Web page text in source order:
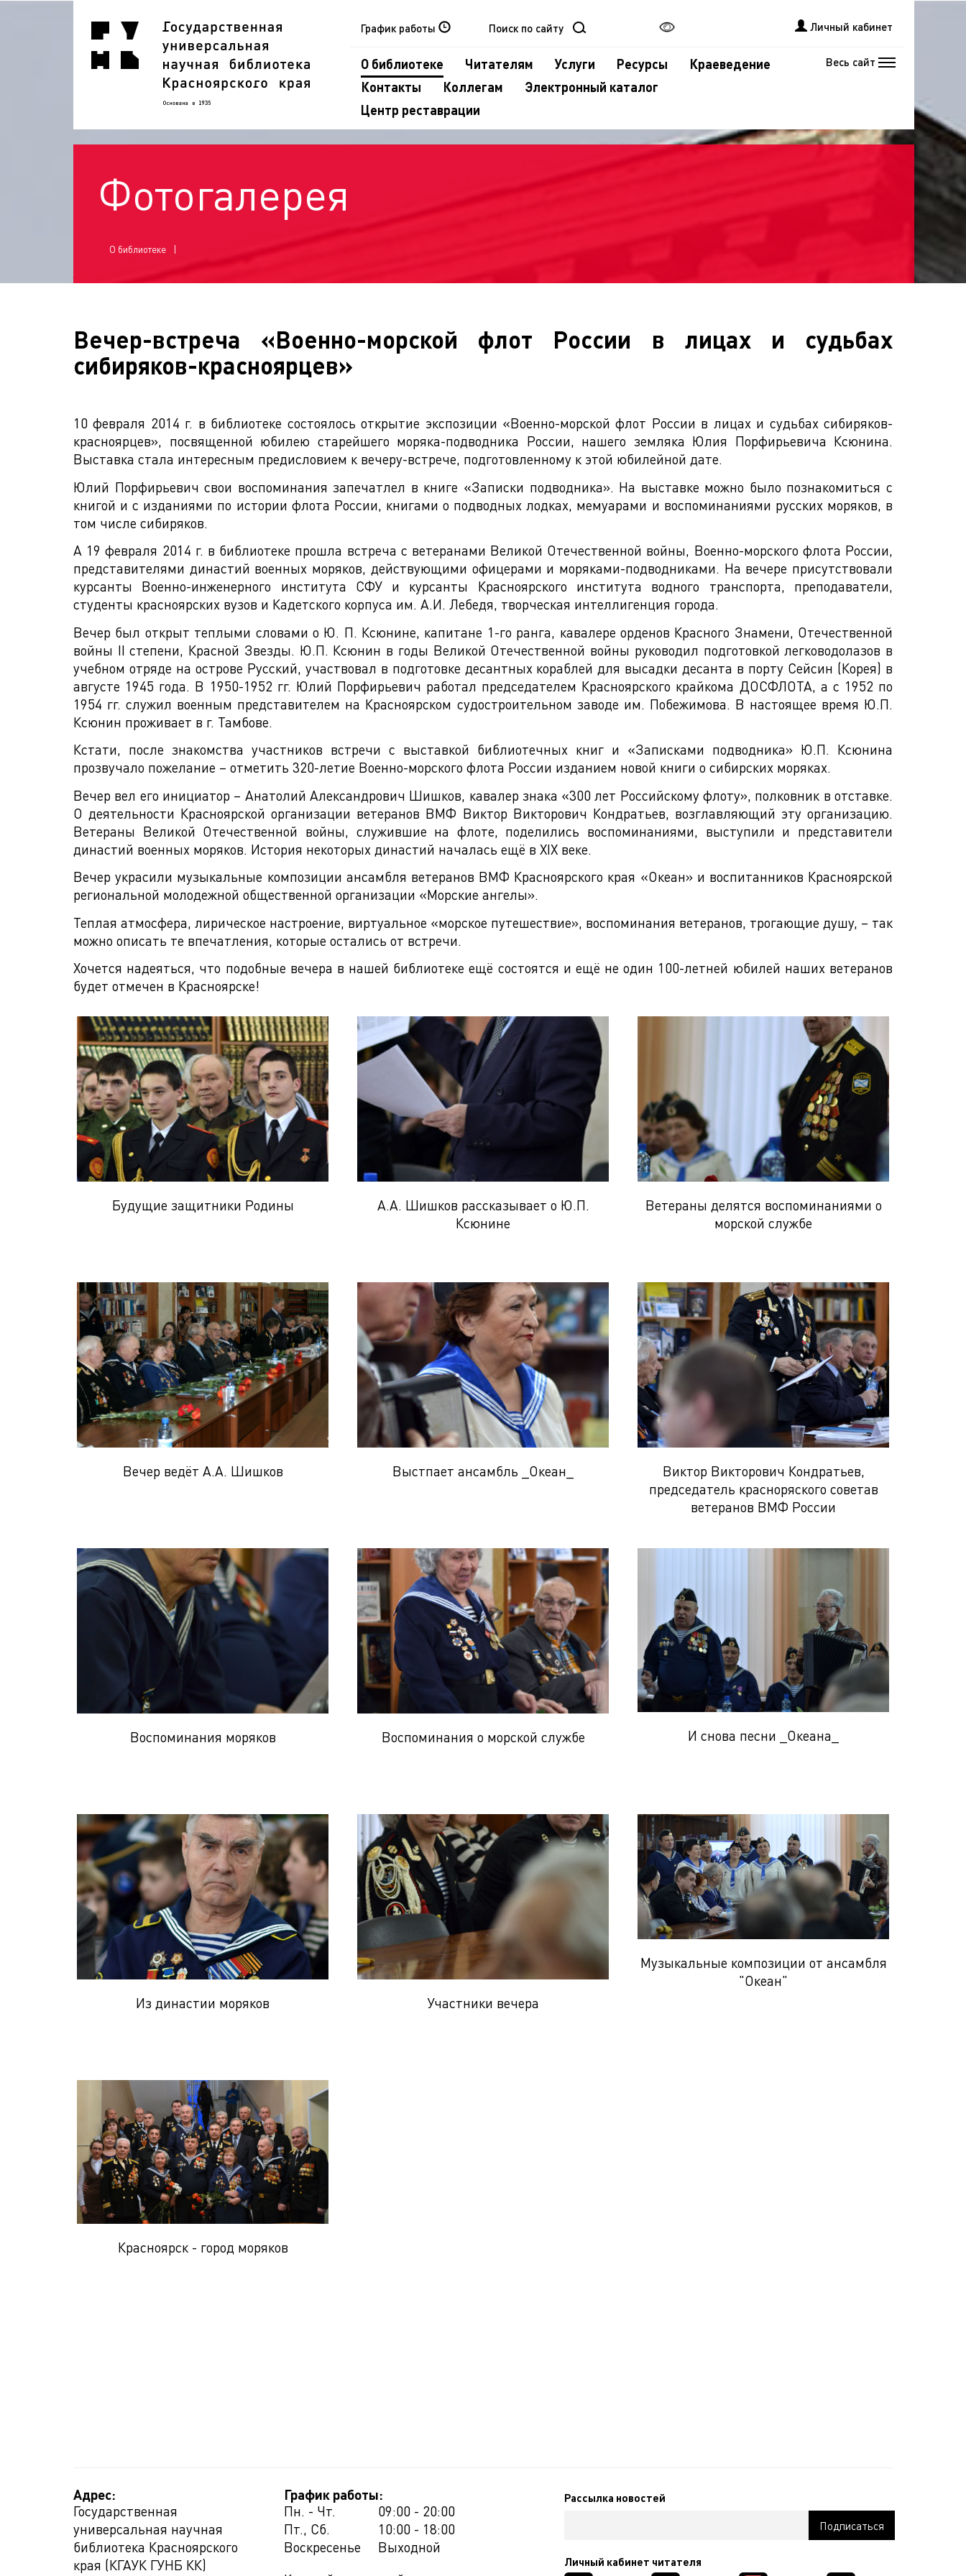
График работы Личный кабинет
О библиотеке Читателям Услуги Ресурсы
Краеведение
Контакты
Коллегам
Электронный каталог
Центр реставрации
Весь сайт
Фотогалерея
О библиотеке
Вечер-встреча «Военно-морской флот России в лицах и судьбах
сибиряков-красноярцев»
10 февраля 2014 г. в библиотеке состоялось открытие экспозиции «Военно-морской флот России в лицах и судьбах сибиряков-
красноярцев», посвященной юбилею старейшего моряка-подводника России, нашего земляка Юлия Порфирьевича Ксюнина.
Выставка стала интересным предисловием к вечеру-встрече, подготовленному к этой юбилейной дате.
Юлий Порфирьевич свои воспоминания запечатлел в книге «Записки подводника». На выставке можно было познакомиться с
книгой и с изданиями по истории флота России, книгами о подводных лодках, мемуарами и воспоминаниями русских моряков, в
том числе сибиряков.
А 19 февраля 2014 г. в библиотеке прошла встреча с ветеранами Великой Отечественной войны, Военно-морского флота России,
представителями династий военных моряков, действующими офицерами и моряками-подводниками. На вечере присутствовали
курсанты Военно-инженерного института СФУ и курсанты Красноярского института водного транспорта, преподаватели,
студенты красноярских вузов и Кадетского корпуса им. А.И. Лебедя, творческая интеллигенция города.
Вечер был открыт теплыми словами о Ю. П. Ксюнине, капитане 1-го ранга, кавалере орденов Красного Знамени, Отечественной
войны II степени, Красной Звезды. Ю.П. Ксюнин в годы Великой Отечественной войны руководил подготовкой легководолазов в
учебном отряде на острове Русский, участвовал в подготовке десантных кораблей для высадки десанта в порту Сейсин (Корея) в
августе 1945 года. В 1950-1952 гг. Юлий Порфирьевич работал председателем Красноярского крайкома ДОСФЛОТА, а с 1952 по
1954 гг. служил военным представителем на Красноярском судостроительном заводе им. Побежимова. В настоящее время Ю.П.
Ксюнин проживает в г. Тамбове.
Кстати, после знакомства участников встречи с выставкой библиотечных книг и «Записками подводника» Ю.П. Ксюнина
прозвучало пожелание – отметить 320-летие Военно-морского флота России изданием новой книги о сибирских моряках.
Вечер вел его инициатор – Анатолий Александрович Шишков, кавалер знака «300 лет Российскому флоту», полковник в отставке.
О деятельности Красноярской организации ветеранов ВМФ Виктор Викторович Кондратьев, возглавляющий эту организацию.
Ветераны Великой Отечественной войны, служившие на флоте, поделились воспоминаниями, выступили и представители
династий военных моряков. История некоторых династий началась ещё в XIX веке.
Вечер украсили музыкальные композиции ансамбля ветеранов ВМФ Красноярского края «Океан» и воспитанников Красноярской
региональной молодежной общественной организации «Морские ангелы».
Теплая атмосфера, лирическое настроение, виртуальное «морское путешествие», воспоминания ветеранов, трогающие душу, – так
можно описать те впечатления, которые остались от встречи.
Хочется надеяться, что подобные вечера в нашей библиотеке ещё состоятся и ещё не один 100-летней юбилей наших ветеранов
будет отмечен в Красноярске!
Будущие защитники Родины
А.А. Шишков рассказывает о Ю.П.
Ксюнине
Ветераны делятся воспоминаниями о
морской службе
Вечер ведёт А.А. Шишков Выстпает ансамбль _Океан_
Виктор Викторович Кондратьев,
председатель красноряского советав
ветеранов ВМФ России
Воспоминания моряков Воспоминания о морской службе И снова песни _Океана_
Из династии моряков Участники вечера
Музыкальные композиции от ансамбля
"Океан"
Красноярск - город моряков
Адрес:
Государственная
универсальная научная
библиотека Красноярского
края (КГАУК ГУНБ КК)
График работы:
Пн. - Чт.
09:00 - 20:00
Пт., Сб.
10:00 - 18:00
Воскресенье
Выходной
Рассылка новостей
Личный кабинет читателя